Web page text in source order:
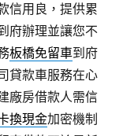
信用良，提供累
府辦理並讓您不
板橋免留車到府
貸款車服務在心
廠房借款人需信
換現金加密機制